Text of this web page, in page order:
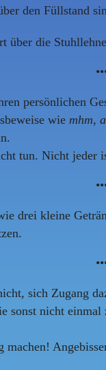
den Füllstand
über die
persönlichen
wie mhm,
tun. Nicht jeder
drei kleine
sich Zugang
sonst nicht